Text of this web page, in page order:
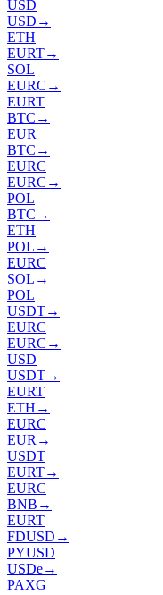
USD
USD →
ETH
EURT→
SOL
EURC →
EURT
BTC →
EUR
BTC →
EURC
EURC →
POL
BTC →
ETH
POL →
EURC
SOL →
POL
USDT→
EURC
EURC →
USD
USDT→
EURT
ETH →
EURC
EUR →
USDT
EURT→
EURC
BNB →
EURT
FDUSD →
PYUSD
USDe→
PAXG